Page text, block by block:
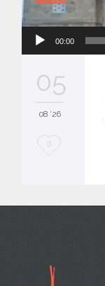
00:00
05
08 '26
M
n
0